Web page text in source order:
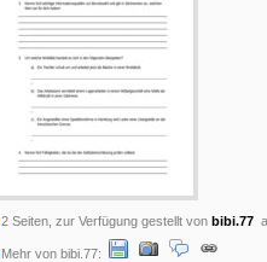
2 Seiten, zur Verfügung gestellt von bibi.77
Mehr von bibi.77: